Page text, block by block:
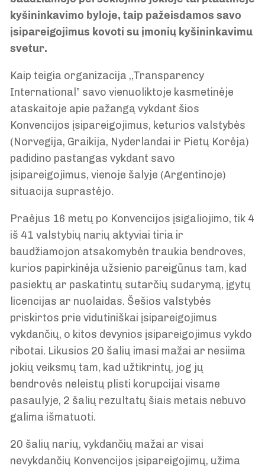
kyšininkavimo byloje, taip pažeisdamos savo
įsipareigojimus kovoti su įmonių kyšininkavimu
svetur.
Kaip teigia organizacija ,,Transparency
International” savo vienuoliktoje kasmetinėje
ataskaitoje apie pažangą vykdant šios
Konvencijos įsipareigojimus, keturios valstybės
(Norvegija, Graikija, Nyderlandai ir Pietų Korėja)
padidino pastangas vykdant savo
įsipareigojimus, vienoje šalyje (Argentinoje)
situacija suprastėjo.
Praėjus 16 metų po Konvencijos įsigaliojimo, tik 4
iš 41 valstybių narių aktyviai tiria ir
baudžiamojon atsakomybėn traukia bendroves,
kurios papirkinėja užsienio pareigūnus tam, kad
pasiektų ar paskatintų sutarčių sudarymą, įgytų
licencijas ar nuolaidas. Šešios valstybės
priskirtos prie vidutiniškai įsipareigojimus
vykdančių, o kitos devynios įsipareigojimus vykdo
ribotai. Likusios 20 šalių imasi mažai ar nesiima
jokių veiksmų tam, kad užtikrintų, jog jų
bendrovės neleistų plisti korupcijai visame
pasaulyje, 2 šalių rezultatų šiais metais nebuvo
galima išmatuoti.
20 šalių narių, vykdančių mažai ar visai
nevykdančių Konvencijos įsipareigojimų, užima